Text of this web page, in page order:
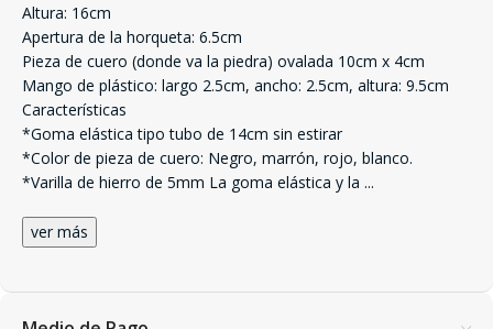
Altura: 16cm
Apertura de la horqueta: 6.5cm
Pieza de cuero (donde va la piedra) ovalada 10cm x 4cm
Mango de plástico: largo 2.5cm, ancho: 2.5cm, altura: 9.5cm
Características
*Goma elástica tipo tubo de 14cm sin estirar
*Color de pieza de cuero: Negro, marrón, rojo, blanco.
*Varilla de hierro de 5mm La goma elástica y la ...
ver más